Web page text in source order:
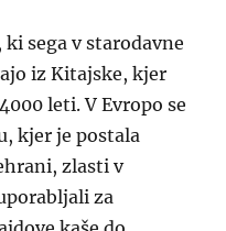
sega v starodavne
iz Kitajske, kjer
leti. V Evropo se
kjer je postala
zlasti v
za